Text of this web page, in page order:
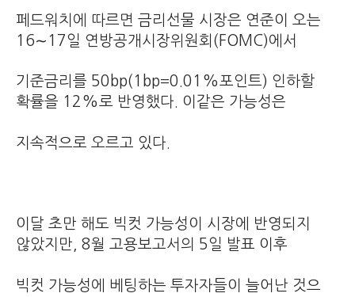
페드워치에 따르면 금리선물 시장은 연준이 오는
16∼17일 연방공개시장위원회(FOMC)에서
기준금리를 50bp(1bp=0.01%포인트) 인하할
확률을 12%로 반영했다. 이같은 가능성은
지속적으로 오르고 있다.
이달 초만 해도 빅컷 가능성이 시장에 반영되지
않았지만, 8월 고용보고서의 5일 발표 이후
빅컷 가능성에 베팅하는 투자자들이 늘어난 것으